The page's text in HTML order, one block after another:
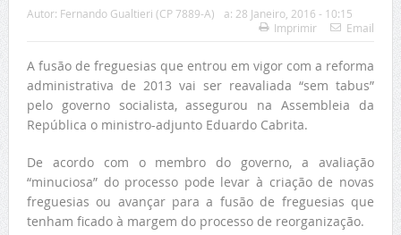
Autor: Fernando Gualtieri (CP 7889-A) a: 28 Janeiro, 2016 - 10:15
Imprimir
Email
A fusão de freguesias que entrou em vigor com a reforma
administrativa de 2013 vai ser reavaliada “sem tabus”
pelo governo socialista, assegurou na Assembleia da
República o ministro-adjunto Eduardo Cabrita.
De acordo com o membro do governo, a avaliação
“minuciosa” do processo pode levar à criação de novas
freguesias ou avançar para a fusão de freguesias que
tenham ficado à margem do processo de reorganização.